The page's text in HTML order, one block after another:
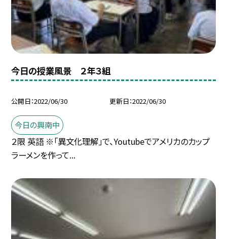
今日の授業風景 ２年３組
公開日 2022/06/30 更新日 2022/06/30
今日の興南中
２限 英語 ※「異文化理解」で、Youtubeでアメリカのカップ
ラーメンを作って...